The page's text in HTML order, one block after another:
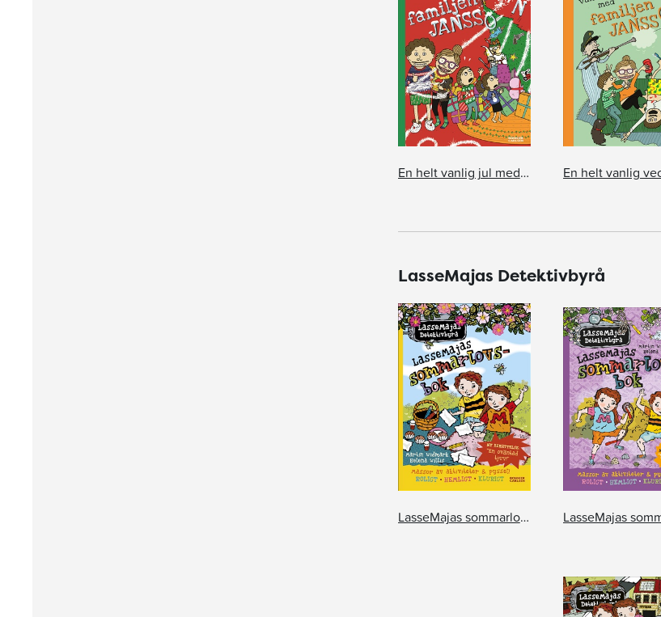
En helt vanlig jul med familjen Jansson
LasseMajas Detektivbyrå
LasseMajas sommarlovsbok. En oväntad tjuv